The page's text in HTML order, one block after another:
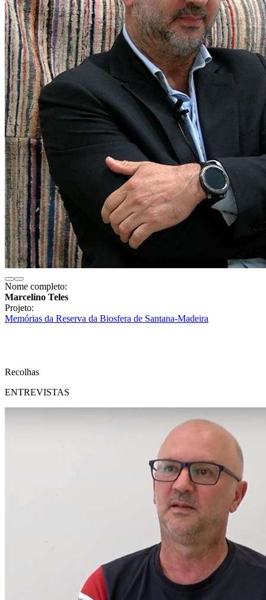
Nome completo:
Marcelino Teles
Projeto:
Memórias da Reserva da Biosfera de Santana-Madeira
Recolhas
ENTREVISTAS